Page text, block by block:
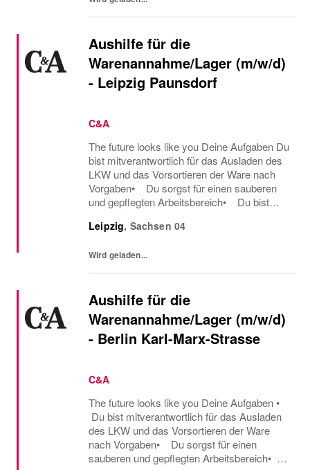
Aushilfe für die
Warenannahme/Lager (m/w/d)
- Leipzig Paunsdorf
C&A
The future looks like you Deine Aufgaben Du
bist mitverantwortlich für das Ausladen des
LKW und das Vorsortieren der Ware nach
Vorgaben• Du sorgst für einen sauberen
und gepflegten Arbeitsbereich• Du bist
(Arbeitszeiten ab 6 Uhr) Was du mitbringst
Leipzig, Sachsen 04
Wird geladen...
Aushilfe für die
Warenannahme/Lager (m/w/d)
- Berlin Karl-Marx-Strasse
C&A
The future looks like you Deine Aufgaben •
Du bist mitverantwortlich für das Ausladen
des LKW und das Vorsortieren der Ware
nach Vorgaben• Du sorgst für einen
sauberen und gepflegten Arbeitsbereich•